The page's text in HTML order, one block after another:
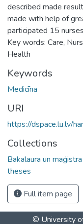
described made
made with help of
participated 15
Key words: Care,
Health
Keywords
Medicīna
URI
https://dspace.lu.lv/
Collections
Bakalaura un
theses
Full item page
© University